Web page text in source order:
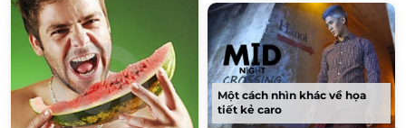
Một cách nhìn khác về họa
tiết kẻ caro